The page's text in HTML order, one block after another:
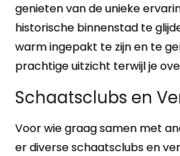
genieten van de unieke
historische binnenstad te
warm ingepakt te zijn en te
prachtige uitzicht terwijl je
Schaatsclubs en
Voor wie graag samen met
er diverse schaatsclubs en